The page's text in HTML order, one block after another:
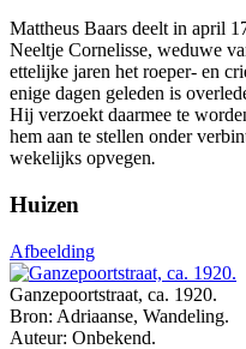
Mattheus Baars deelt in april
Neeltje Cornelisse, weduwe
ettelijke jaren het roeper- en
enige dagen geleden is
Hij verzoekt daarmee te
hem aan te stellen onder
wekelijks opvegen.
Huizen
Afbeelding
Ganzepoortstraat, ca. 1920.
Bron: Adriaanse, Wandeling.
Auteur: Onbekend.